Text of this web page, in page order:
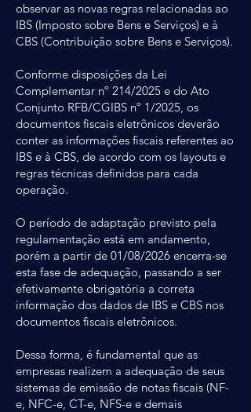
observar as novas regras relacionadas ao
IBS (Imposto sobre Bens e Serviços) e à
CBS (Contribuição sobre Bens e Serviços).
Conforme disposições da Lei
Complementar nº 214/2025 e do Ato
Conjunto RFB/CGIBS nº 1/2025, os
documentos fiscais eletrônicos deverão
conter as informações fiscais referentes ao
IBS e à CBS, de acordo com os layouts e
regras técnicas definidos para cada
operação.
O período de adaptação previsto pela
regulamentação está em andamento,
porém a partir de 01/08/2026 encerra-se
esta fase de adequação, passando a ser
efetivamente obrigatória a correta
informação dos dados de IBS e CBS nos
documentos fiscais eletrônicos.
Dessa forma, é fundamental que as
empresas realizem a adequação de seus
sistemas de emissão de notas fiscais (NF-
e, NFC-e, CT-e, NFS-e e demais